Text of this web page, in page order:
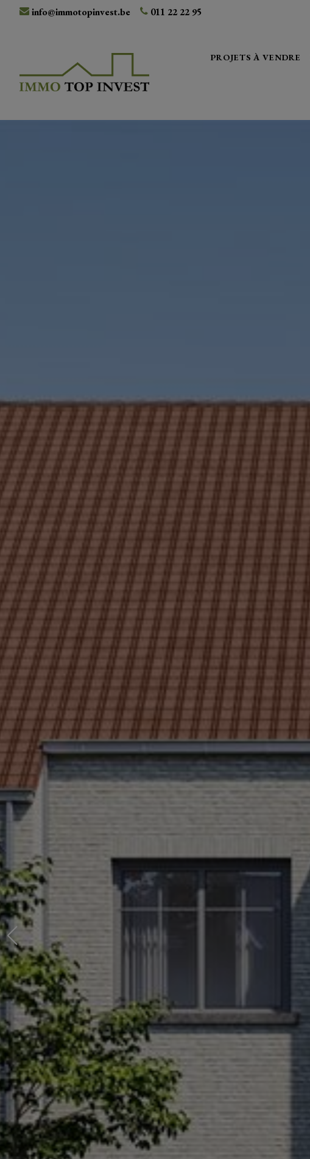
info@immotopinvest.be 011 22 22 95
PROJETS À VENDRE